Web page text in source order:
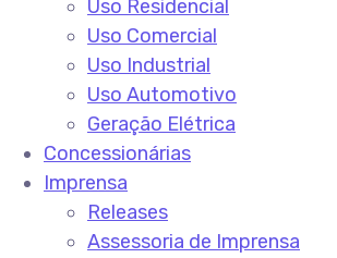
Uso Residencial
Uso Comercial
Uso Industrial
Uso Automotivo
Geração Elétrica
Concessionárias
Imprensa
Releases
Assessoria de Imprensa